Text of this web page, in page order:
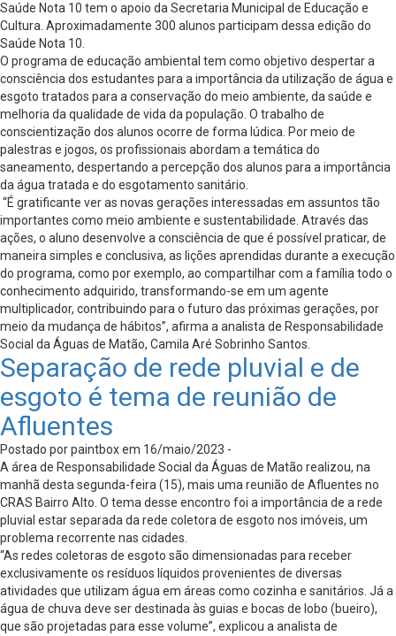
Saúde Nota 10 tem o apoio da Secretaria Municipal de Educação e
Cultura. Aproximadamente 300 alunos participam dessa edição do
Saúde Nota 10.
O programa de educação ambiental tem como objetivo despertar a
consciência dos estudantes para a importância da utilização de água e
esgoto tratados para a conservação do meio ambiente, da saúde e
melhoria da qualidade de vida da população. O trabalho de
conscientização dos alunos ocorre de forma lúdica. Por meio de
palestras e jogos, os profissionais abordam a temática do
saneamento, despertando a percepção dos alunos para a importância
da água tratada e do esgotamento sanitário.
“É gratificante ver as novas gerações interessadas em assuntos tão
importantes como meio ambiente e sustentabilidade. Através das
ações, o aluno desenvolve a consciência de que é possível praticar, de
maneira simples e conclusiva, as lições aprendidas durante a execução
do programa, como por exemplo, ao compartilhar com a família todo o
conhecimento adquirido, transformando-se em um agente
multiplicador, contribuindo para o futuro das próximas gerações, por
meio da mudança de hábitos”, afirma a analista de Responsabilidade
Social da Águas de Matão, Camila Aré Sobrinho Santos.
Separação de rede pluvial e de
esgoto é tema de reunião de
Afluentes
Postado por paintbox em 16/maio/2023 -
A área de Responsabilidade Social da Águas de Matão realizou, na
manhã desta segunda-feira (15), mais uma reunião de Afluentes no
CRAS Bairro Alto. O tema desse encontro foi a importância de a rede
pluvial estar separada da rede coletora de esgoto nos imóveis, um
problema recorrente nas cidades.
“As redes coletoras de esgoto são dimensionadas para receber
exclusivamente os resíduos líquidos provenientes de diversas
atividades que utilizam água em áreas como cozinha e sanitários. Já a
água de chuva deve ser destinada às guias e bocas de lobo (bueiro),
que são projetadas para esse volume”, explicou a analista de